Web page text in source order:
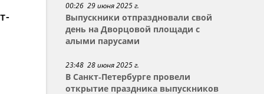
00:26 29 июня 2025 г.
Выпускники отпраздновали свой
день на Дворцовой площади с
алыми парусами
23:48 28 июня 2025 г.
В Санкт-Петербурге провели
открытие праздника выпускников